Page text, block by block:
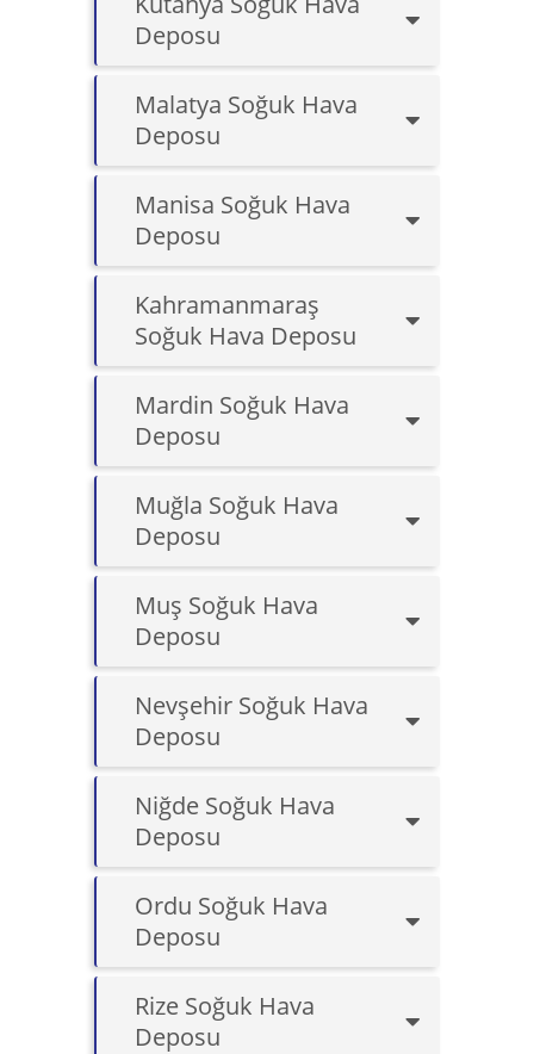
Deposu
Malatya Soğuk Hava
Deposu
Manisa Soğuk Hava
Deposu
Kahramanmaraş
Soğuk Hava Deposu
Mardin Soğuk Hava
Deposu
Muğla Soğuk Hava
Deposu
Muş Soğuk Hava
Deposu
Nevşehir Soğuk Hava
Deposu
Niğde Soğuk Hava
Deposu
Ordu Soğuk Hava
Deposu
Rize Soğuk Hava
Deposu